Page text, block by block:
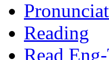
Reading
Read